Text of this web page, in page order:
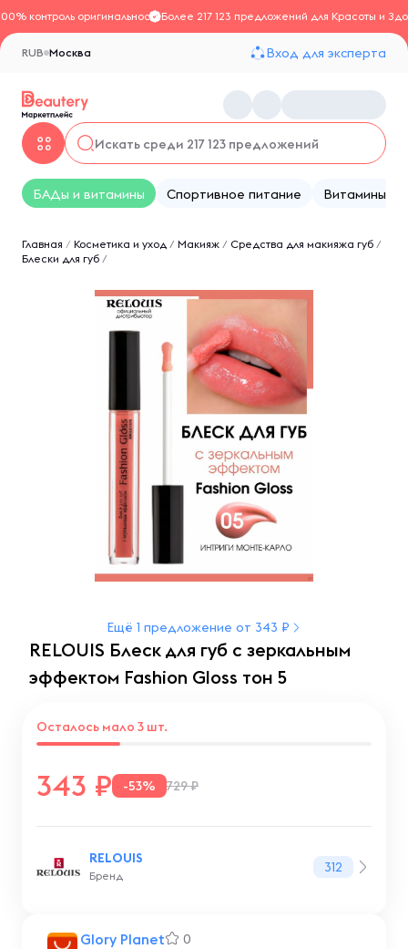
контроль оригинальностиБолее 217 123 предложений для Красоты и
Москва
RUB Вход для эксперта
БАДы и витамины Спортивное питание Витамины
Главная / Косметика и уход / Макияж / Средства для макияжа губ /
Блески для губ /
Ещё 1 предложение от 343 ₽
RELOUIS Блеск для губ с зеркальным
эффектом Fashion Gloss тон 5
Glory Planet 0
343 -53% 729 ₽
Осталось мало 3 шт.
RELOUIS
Бренд
312